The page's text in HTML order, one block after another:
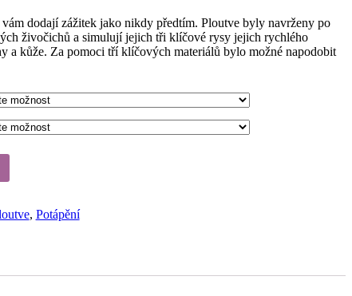
dodají zážitek jako nikdy předtím. Ploutve byly navrženy po
živočichů a simulují jejich tři klíčové rysy jejich rychlého
a kůže. Za pomoci tří klíčových materiálů bylo možné napodobit
, Potápění